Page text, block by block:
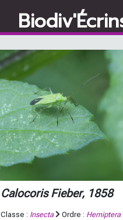
CalocorisFieber, 1858
Classe : Insecta Ordre : Hemiptera